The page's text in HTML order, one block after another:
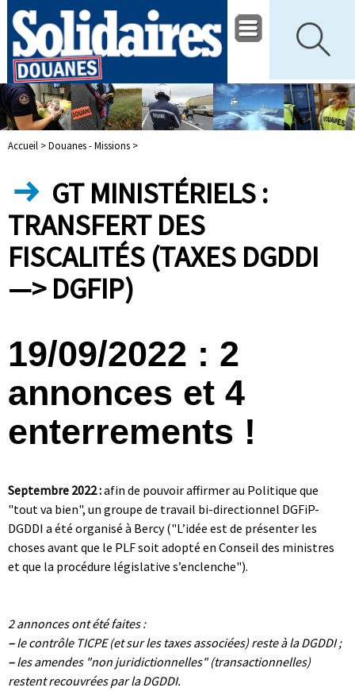
Accueil >Douanes - Missions >
GT MINISTÉRIELS :
TRANSFERT DES
FISCALITÉS (TAXES DGDDI
—> DGFIP)
19/09/2022 : 2
annonces et 4
enterrements !
Septembre 2022 :afin de pouvoir affirmer au Politique que
"tout va bien", un groupe de travail bi-directionnel DGFiP-
DGDDI a été organisé à Bercy ("L’idée est de présenter les
choses avant que le PLF soit adopté en Conseil des ministres
et que la procédure législative s’enclenche").
2 annonces ont été faites :
–le contrôle TICPE (et sur les taxes associées) reste à la DGDDI ;
–les amendes "non juridictionnelles" (transactionnelles)
restent recouvrées par la DGDDI.